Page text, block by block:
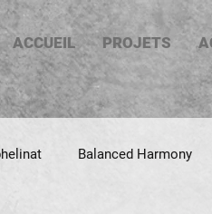
ACCUEIL PROJETS
Balanced Harmony